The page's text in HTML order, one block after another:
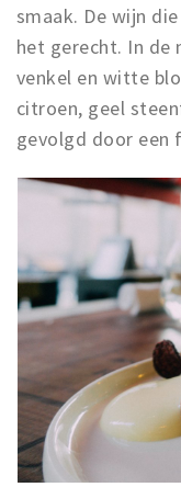
smaak. De wijn
het gerecht. In de
venkel en witte
citroen, geel
gevolgd door een